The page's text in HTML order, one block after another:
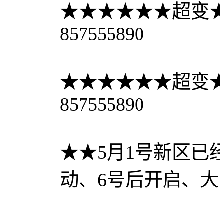
★★★★★★超变
857555890
★★★★★★超变
857555890
★★5月1号新区已
动、6号后开启、